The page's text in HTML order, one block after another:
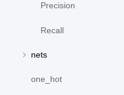
Precision
Recall
nets
one_hot